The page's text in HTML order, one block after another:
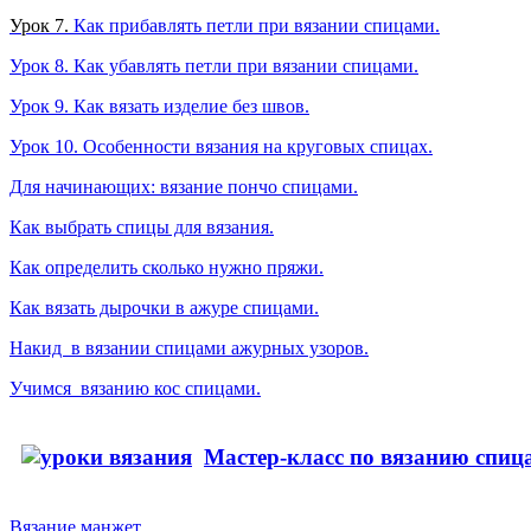
Урок 7. Как прибавлять петли при вязании спицами.
Урок 8. Как убавлять петли при вязании спицами.
Урок 9. Как вязать изделие без швов.
Урок 10. Особенности вязания на круговых спицах.
Для начинающих: вязание пончо спицами.
Как выбрать спицы для вязания.
Как определить сколько нужно пряжи.
Как вязать дырочки в ажуре спицами.
Накид в вязании спицами ажурных узоров.
Учимся вязанию кос спицами.
Мастер-класс по вязанию
Вязание манжет.